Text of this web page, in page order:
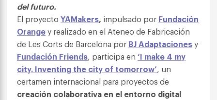
del futuro.
El proyecto YAMakers, impulsado por Fundación
Orangey realizado en el Ateneo de Fabricación
de Les Corts de Barcelona por BJ Adaptacionesy
Fundación Friends, participa en ‘I make 4 my
city. Inventing the city of tomorrow’, un
certamen internacional para proyectos de
creación colaborativa en el entorno digital